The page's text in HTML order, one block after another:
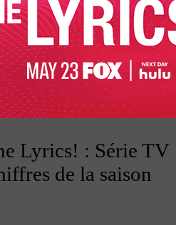
Lyrics! : Série TV
de la saison